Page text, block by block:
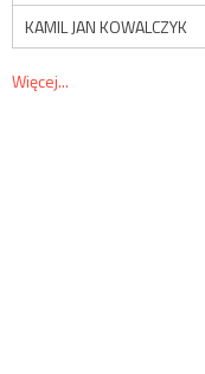
KAMIL JAN KOWALCZYK
Więcej...